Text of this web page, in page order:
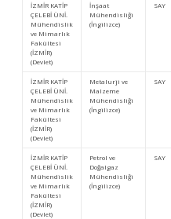
İZMİR KATİP
ÇELEBİ ÜNİ.
Mühendislik
ve Mimarlık
Fakültesi
(İZMİR)
(Devlet)
İnşaat
Mühendisliği
(İngilizce)
SAY
İZMİR KATİP
ÇELEBİ ÜNİ.
Mühendislik
ve Mimarlık
Fakültesi
(İZMİR)
(Devlet)
Metalurji ve
Malzeme
Mühendisliği
(İngilizce)
SAY
İZMİR KATİP
ÇELEBİ ÜNİ.
Mühendislik
ve Mimarlık
Fakültesi
(İZMİR)
(Devlet)
Petrol ve
Doğalgaz
Mühendisliği
(İngilizce)
SAY